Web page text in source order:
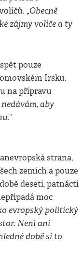
„Obecně
zájmy voliče a ty
pouze
Irsku.
na přípravu
aby
.“
strana,
zemích a pouze
deseti, patnácti
moc
evropský politický
Není ani
době si to